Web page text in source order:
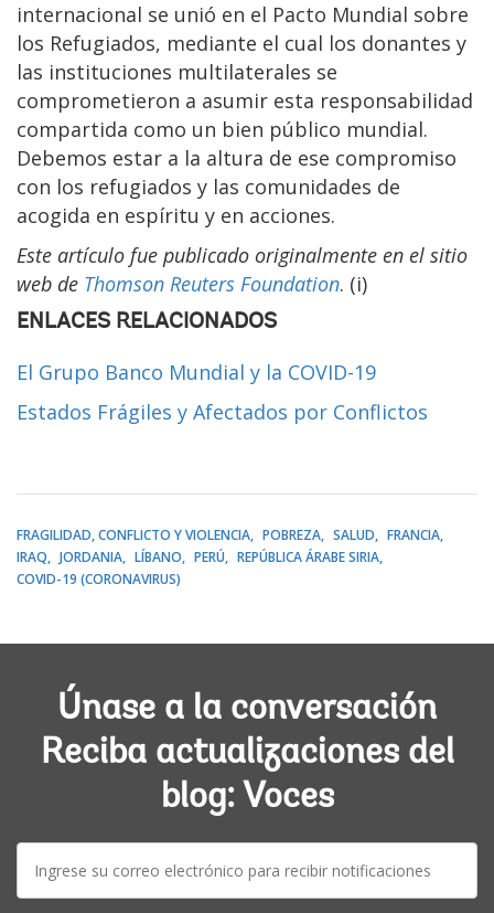
internacional se unió en el Pacto Mundial sobre
los Refugiados, mediante el cual los donantes y
las instituciones multilaterales se
comprometieron a asumir esta responsabilidad
compartida como un bien público mundial.
Debemos estar a la altura de ese compromiso
con los refugiados y las comunidades de
acogida en espíritu y en acciones.
Este artículo fue publicado originalmente en el sitio
web de Thomson Reuters Foundation. (i)
ENLACES RELACIONADOS
El Grupo Banco Mundial y la COVID-19
Estados Frágiles y Afectados por Conflictos
FRAGILIDAD, CONFLICTO Y VIOLENCIA POBREZA SALUD
FRANCIA
IRAQ
JORDANIA LÍBANO PERÚ
REPÚBLICA ÁRABE SIRIA
COVID-19 (CORONAVIRUS)
Únase a la conversación
Reciba actualizaciones del
blog: Voces
mail: